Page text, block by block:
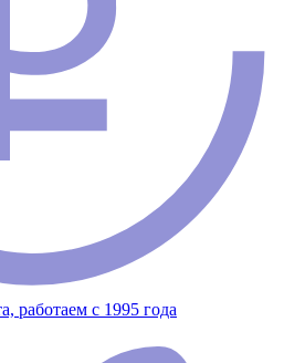
работаем с 1995 года